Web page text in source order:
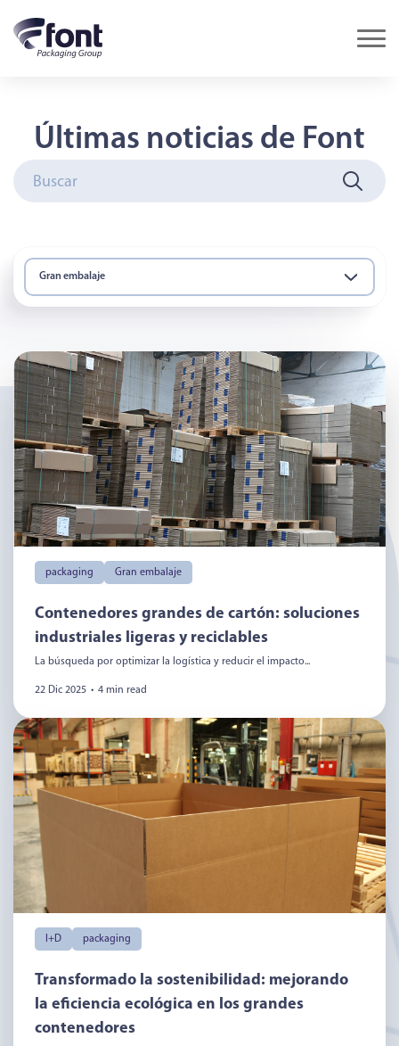
Últimas noticias de Font
Gran embalaje
packaging Gran embalaje
Contenedores grandes de cartón: soluciones
industriales ligeras y reciclables
La búsqueda por optimizar la logística y reducir el impacto...
22 Dic 2025 • 4 min read
I+D packaging
Transformado la sostenibilidad: mejorando
la eficiencia ecológica en los grandes
contenedores